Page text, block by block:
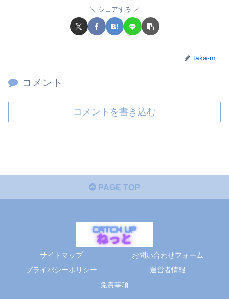
シェアする
taka-m
コメント
コメントを書き込む
PAGE TOP
サイトマップ
お問い合わせフォーム
プライバシーポリシー
運営者情報
免責事項